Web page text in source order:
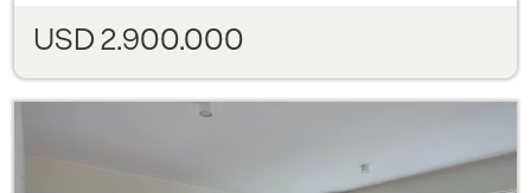
USD 2.900.000